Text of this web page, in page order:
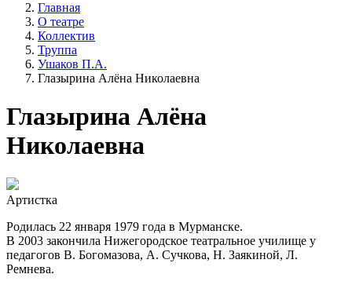
Главная
О театре
Коллектив
Труппа
Ушаков П.А.
Глазырина Алёна Николаевна
Глазырина Алёна
Николаевна
Артистка
Родилась 22 января 1979 года в Мурманске.
В 2003 закончила Нижегородское театральное училище у
педагогов В. Богомазова, А. Сучкова, Н. Заякиной, Л.
Ремнева.